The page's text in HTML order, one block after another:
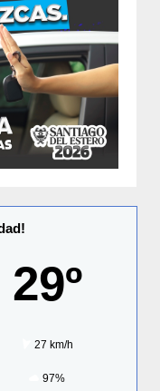
29º
27 km/h
97%